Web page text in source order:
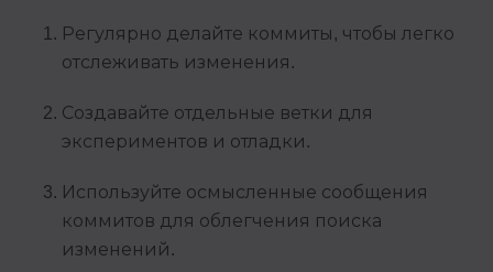
Регулярно делайте коммиты, чтобы легко
отслеживать изменения.
Создавайте отдельные ветки для
экспериментов и отладки.
Используйте осмысленные сообщения
коммитов для облегчения поиска
изменений.